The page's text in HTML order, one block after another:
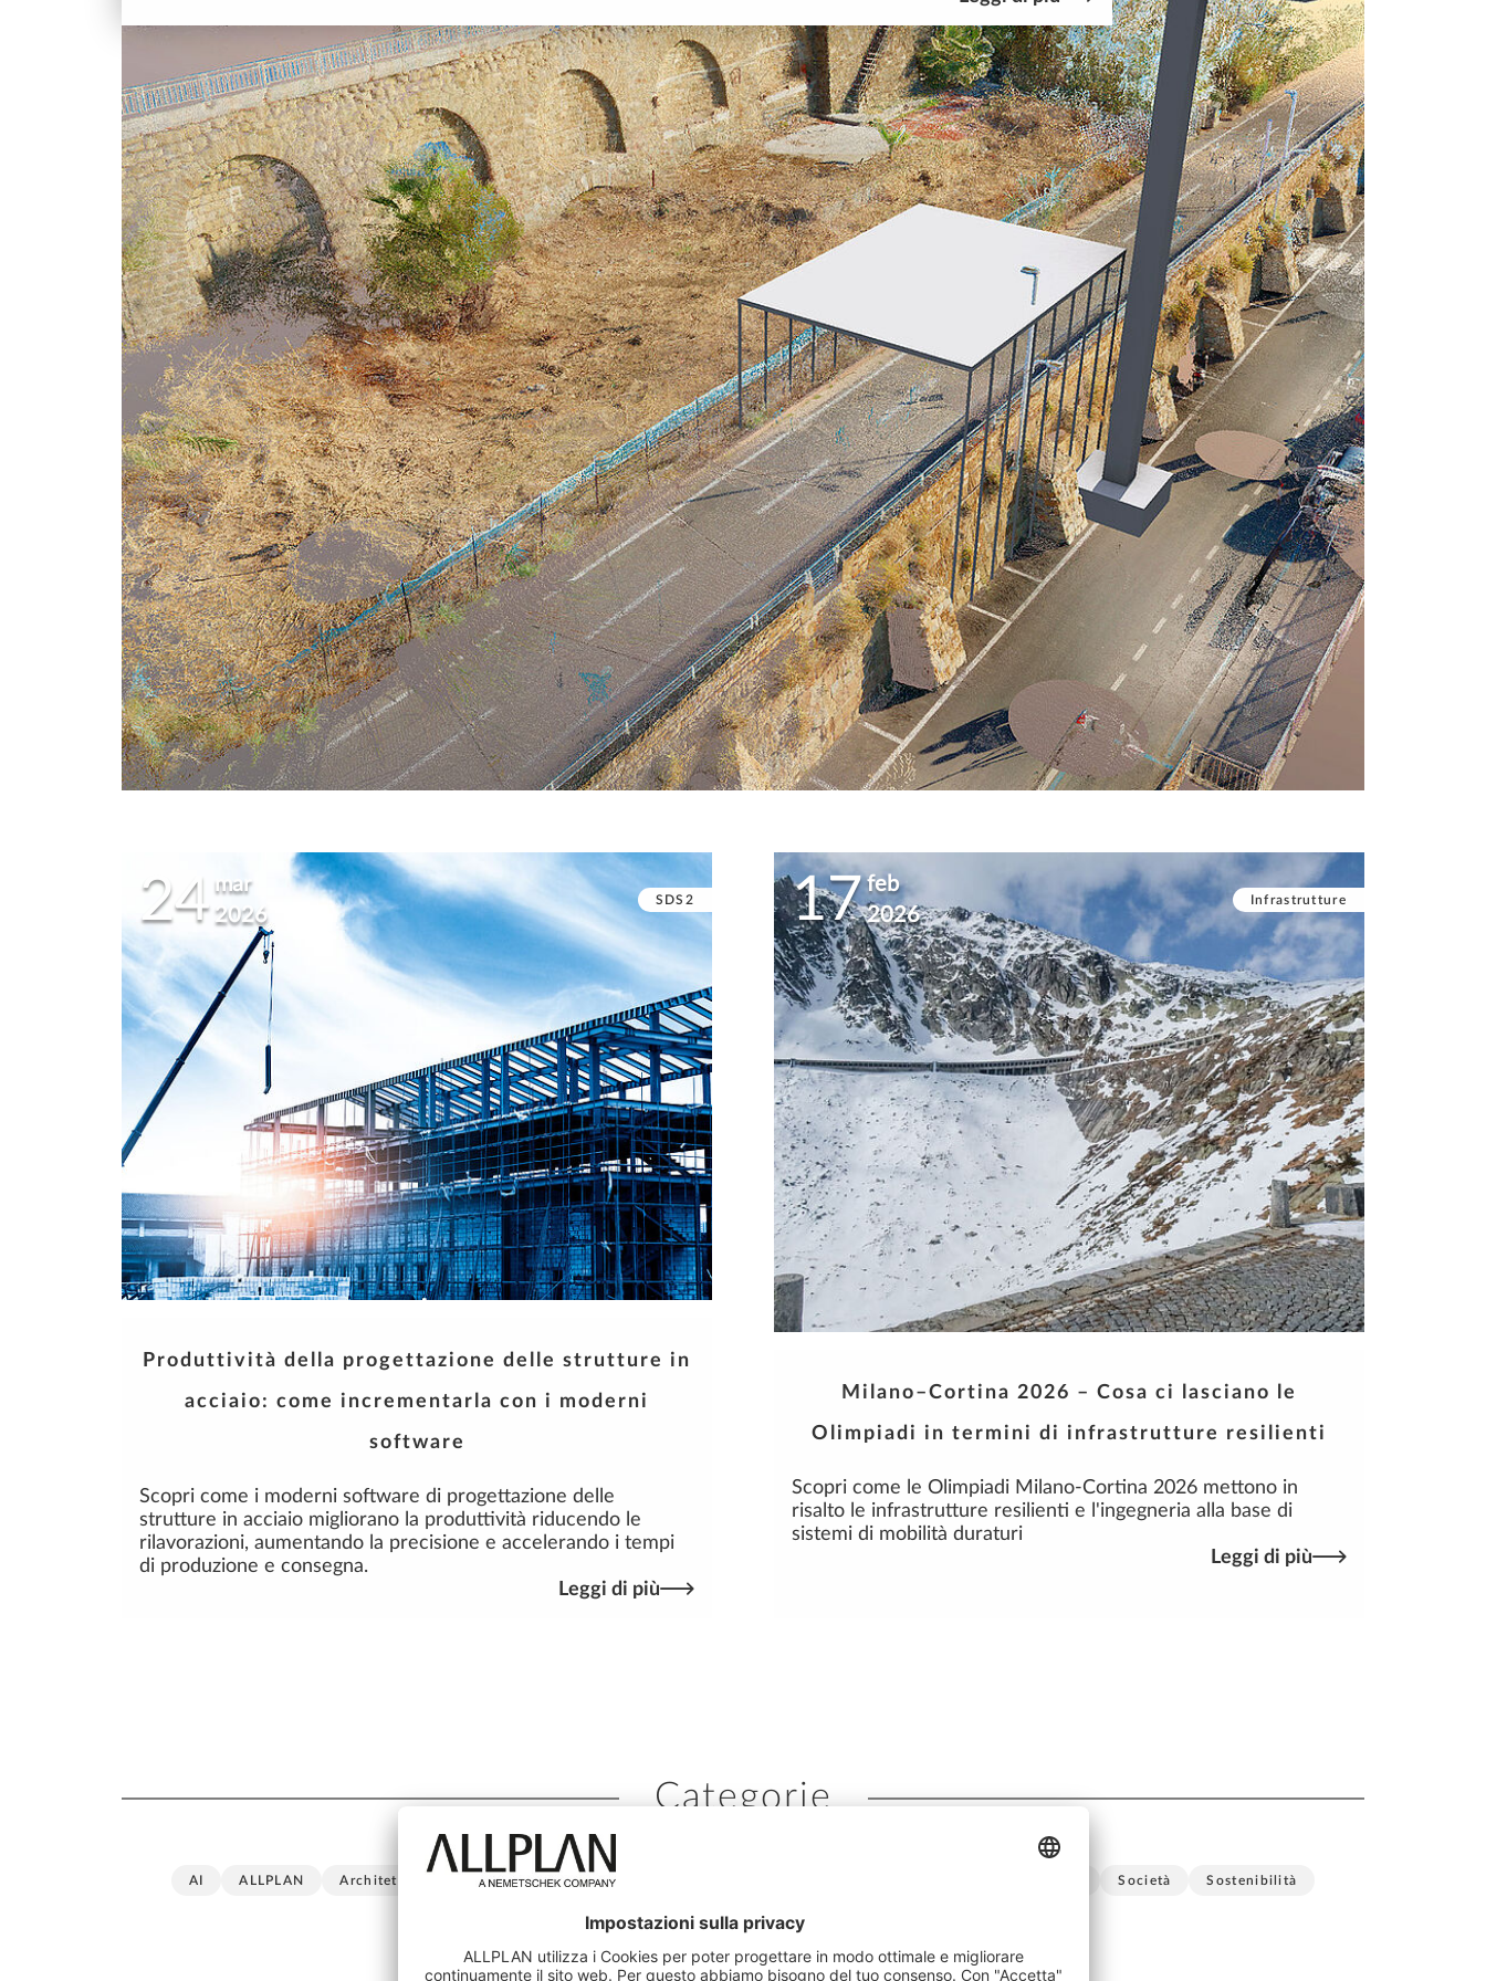
INGEGNERIA PREFABBRICAZIONE
SDS2 SOCIETÀ
SOSTENIBILITÀ TENDENZE
24 mar
2026
SDS2
Produttività della progettazione delle strutture in
acciaio: come incrementarla con i moderni
software
Scopri come i moderni software di progettazione delle
strutture in acciaio migliorano la produttività riducendo le
rilavorazioni, aumentando la precisione e accelerando i tempi
di produzione e consegna.
Leggi di più
17 feb
2026
Infrastrutture
Milano–Cortina 2026 – Cosa ci lasciano le
Olimpiadi in termini di infrastrutture resilienti
Scopri come le Olimpiadi Milano-Cortina 2026 mettono in
risalto le infrastrutture resilienti e l'ingegneria alla base di
sistemi di mobilità duraturi
Leggi di più
Categorie
AI ALLPLAN Architettura BIM Costruzione Società Sostenibilità